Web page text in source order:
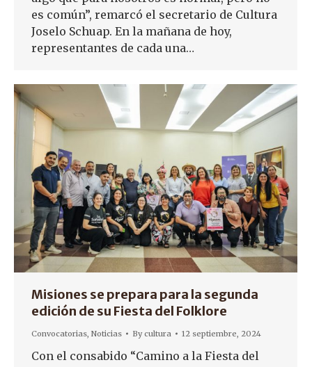
es común”, remarcó el secretario de Cultura
Joselo Schuap. En la mañana de hoy,
representantes de cada una…
Misiones se prepara para la segunda
edición de su Fiesta del Folklore
Convocatorias, Noticias Bycultura 12 septiembre, 2024
Con el consabido “Camino a la Fiesta del